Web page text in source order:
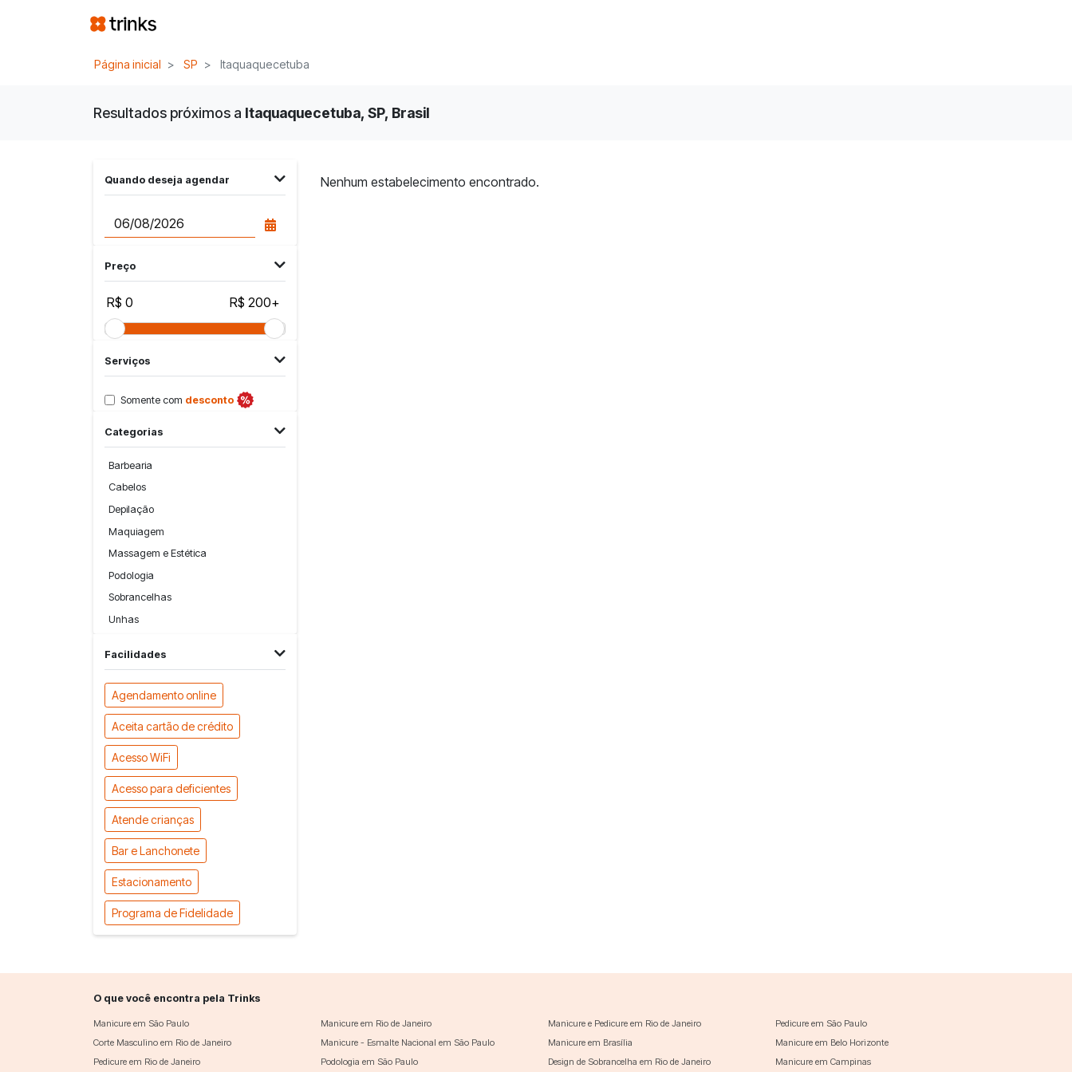
Página inicial SP Itaquaquecetuba
Resultados próximos a Itaquaquecetuba, SP, Brasil
Quando deseja agendar
Preço
R$ 0 R$ 200+
Serviços
Somente com desconto
Categorias
Barbearia
Cabelos
Depilação
Maquiagem
Massagem e Estética
Podologia
Sobrancelhas
Unhas
Facilidades
Agendamento online
Aceita cartão de crédito
Acesso WiFi
Acesso para deficientes
Atende crianças
Bar e Lanchonete
Estacionamento
Programa de Fidelidade
Nenhum estabelecimento encontrado.
O que você encontra pela Trinks
Manicure em São Paulo Manicure em Rio de Janeiro Manicure e Pedicure em Rio de Janeiro
Pedicure em São Paulo
Corte Masculino em Rio de Janeiro
Manicure - Esmalte Nacional em São Paulo Manicure em Brasília
Manicure em Belo Horizonte
Pedicure em Rio de Janeiro
Podologia em São Paulo Design de Sobrancelha em Rio de Janeiro Manicure em Campinas